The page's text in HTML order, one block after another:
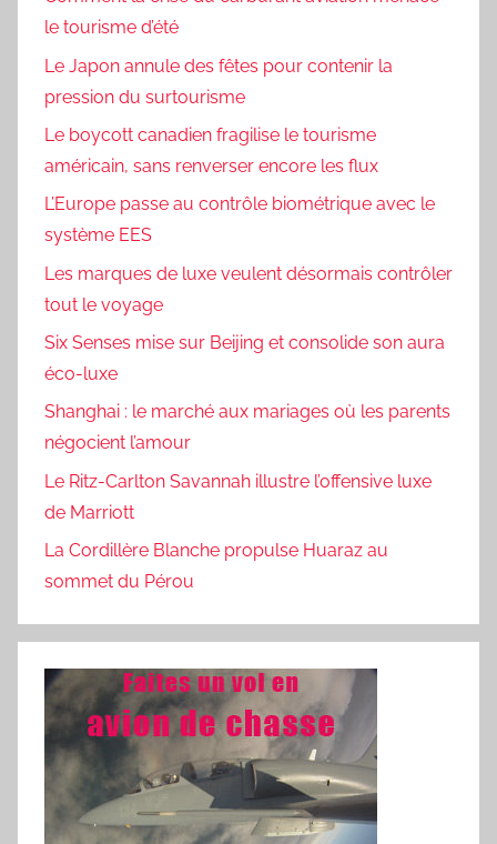
le tourisme d’été
Le Japon annule des fêtes pour contenir la
pression du surtourisme
Le boycott canadien fragilise le tourisme
américain, sans renverser encore les flux
L’Europe passe au contrôle biométrique avec le
système EES
Les marques de luxe veulent désormais contrôler
tout le voyage
Six Senses mise sur Beijing et consolide son aura
éco-luxe
Shanghai : le marché aux mariages où les parents
négocient l’amour
Le Ritz-Carlton Savannah illustre l’offensive luxe
de Marriott
La Cordillère Blanche propulse Huaraz au
sommet du Pérou